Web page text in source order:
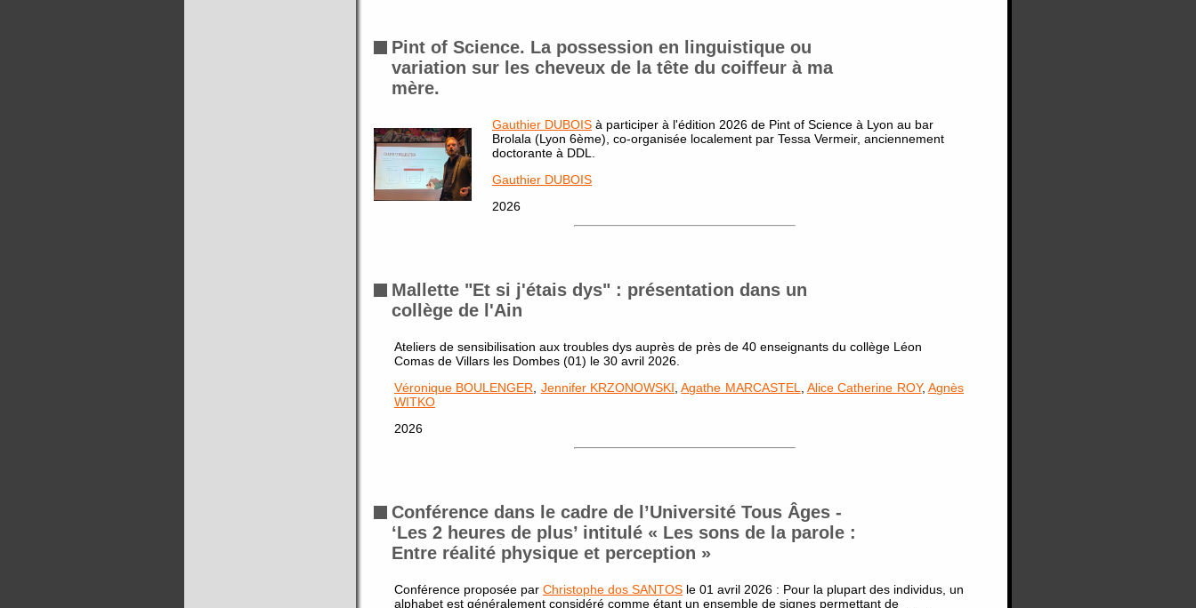
Pint of Science. La possession en linguistique ou
variation sur les cheveux de la tête du coiffeur à ma
mère.
Gauthier DUBOIS à participer à l'édition 2026 de Pint of Science à Lyon au bar
Brolala (Lyon 6ème), co-organisée localement par Tessa Vermeir, anciennement
doctorante à DDL.
Gauthier DUBOIS
2026
Mallette "Et si j'étais dys" : présentation dans un
collège de l'Ain
Ateliers de sensibilisation aux troubles dys auprès de près de 40 enseignants du collège Léon
Comas de Villars les Dombes (01) le 30 avril 2026.
Véronique BOULENGER
Jennifer KRZONOWSKI ,Agathe MARCASTEL ,Alice Catherine ROY,Agnès
WITKO
2026
Conférence dans le cadre de l’Université Tous Âges -
‘Les 2 heures de plus’ intitulé « Les sons de la parole :
Entre réalité physique et perception »
Conférence proposée par Christophe dos SANTOS le 01 avril 2026 : Pour la plupart des individus, un
alphabet est généralement considéré comme étant un ensemble de signes permettant de